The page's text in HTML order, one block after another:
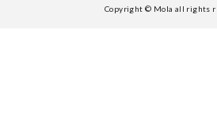
Copyright © Mola all rights